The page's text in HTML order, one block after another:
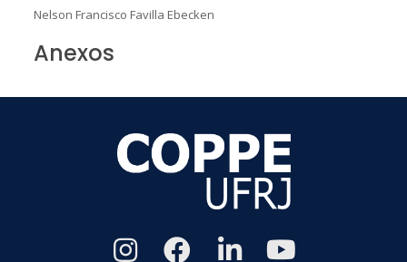
Nelson Francisco Favilla Ebecken
Anexos